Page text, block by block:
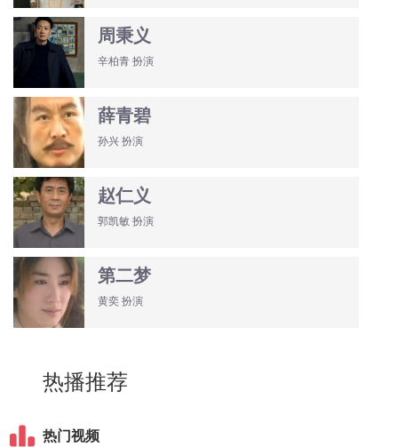
周秉义
辛柏青 扮演
薛青碧
孙兴 扮演
赵仁义
郭凯敏 扮演
第二梦
黄奕 扮演
热播推荐
热门视频